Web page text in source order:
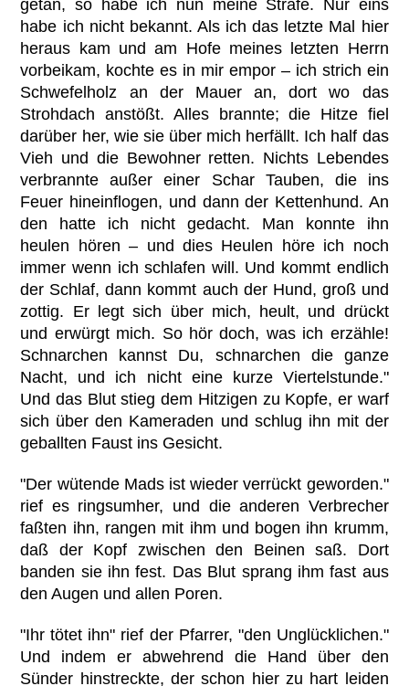
getan, so habe ich nun meine Strafe. Nur eins
habe ich nicht bekannt. Als ich das letzte Mal hier
heraus kam und am Hofe meines letzten Herrn
vorbeikam, kochte es in mir empor – ich strich ein
Schwefelholz an der Mauer an, dort wo das
Strohdach anstößt. Alles brannte; die Hitze fiel
darüber her, wie sie über mich herfällt. Ich half das
Vieh und die Bewohner retten. Nichts Lebendes
verbrannte außer einer Schar Tauben, die ins
Feuer hineinflogen, und dann der Kettenhund. An
den hatte ich nicht gedacht. Man konnte ihn
heulen hören – und dies Heulen höre ich noch
immer wenn ich schlafen will. Und kommt endlich
der Schlaf, dann kommt auch der Hund, groß und
zottig. Er legt sich über mich, heult, und drückt
und erwürgt mich. So hör doch, was ich erzähle!
Schnarchen kannst Du, schnarchen die ganze
Nacht, und ich nicht eine kurze Viertelstunde."
Und das Blut stieg dem Hitzigen zu Kopfe, er warf
sich über den Kameraden und schlug ihn mit der
geballten Faust ins Gesicht.
"Der wütende Mads ist wieder verrückt geworden."
rief es ringsumher, und die anderen Verbrecher
faßten ihn, rangen mit ihm und bogen ihn krumm,
daß der Kopf zwischen den Beinen saß. Dort
banden sie ihn fest. Das Blut sprang ihm fast aus
den Augen und allen Poren.
"Ihr tötet ihn" rief der Pfarrer, "den Unglücklichen."
Und indem er abwehrend die Hand über den
Sünder hinstreckte, der schon hier zu hart leiden